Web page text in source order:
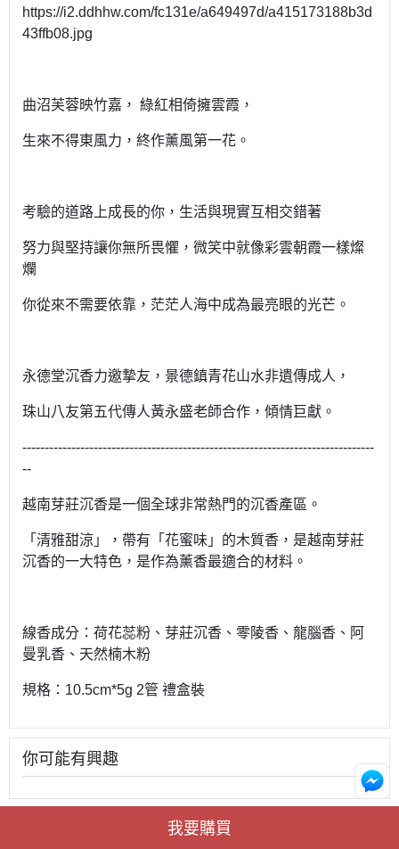
https://i2.ddhhw.com/fc131e/a649497d/a415173188b3d
43ffb08.jpg
曲沼芙蓉映竹嘉， 綠紅相倚擁雲霞，
生來不得東風力，終作薰風第一花。
考驗的道路上成長的你，生活與現實互相交錯著
努力與堅持讓你無所畏懼，微笑中就像彩雲朝霞一樣燦
爛
你從來不需要依靠，茫茫人海中成為最亮眼的光芒。
永德堂沉香力邀摯友，景德鎮青花山水非遺傳成人，
珠山八友第五代傳人黃永盛老師合作，傾情巨獻。
-------------------------------------------------------------------------------
--
越南芽莊沉香是一個全球非常熱門的沉香產區。
「清雅甜涼」，帶有「花蜜味」的木質香，是越南芽莊
沉香的一大特色，是作為薰香最適合的材料。
線香成分：荷花蕊粉、芽莊沉香、零陵香、龍腦香、阿
曼乳香、天然楠木粉
規格：10.5cm*5g 2管 禮盒裝
你可能有興趣
我要購買